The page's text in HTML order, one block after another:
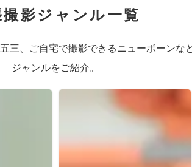
撮影ジャンル一覧
三、ご自宅で撮影できるニューボーン
ジャンルをご紹介。